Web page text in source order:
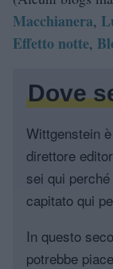
Macchianera,
Effetto notte,
Dove
Wittgenstein
direttore
sei qui
capitato qui
In questo
potrebbe